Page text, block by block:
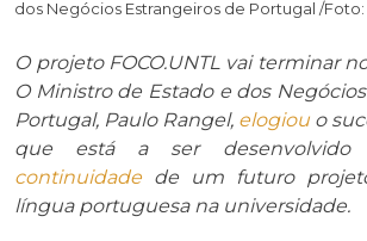
dos Negócios Estrangeiros de Portugal /
O projeto FOCO.UNTL vai terminar
O Ministro de Estado e dos
Portugal, Paulo Rangel, elogiou o
que está a ser
continuidade de um futuro
língua portuguesa na universidade.